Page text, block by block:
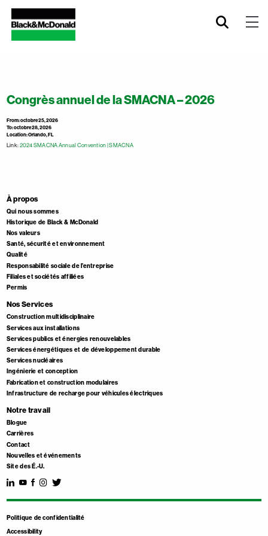
Congrès annuel de la SMACNA – 2026
From: octobre 25, 2026
To: octobre 28, 2026
Location: Orlando, FL
Link:2024 SMACNA Annual Convention | SMACNA
À propos
Qui nous sommes
Historique de Black & McDonald
Nos valeurs
Santé, sécurité et environnement
Qualité
Responsabilité sociale de l’entreprise
Filiales et sociétés affiliées
Permis
Nos Services
Construction multidisciplinaire
Services aux installations
Services publics et énergies renouvelables
Services énergétiques et de développement durable
Services nucléaires
Ingénierie et conception
Fabrication et construction modulaires
Infrastructure de recharge pour véhicules électriques
Notre travail
Blogue
Carrières
Contact
Nouvelles et événements
Site des É.-U.
Politique de confidentialité
Accessibility